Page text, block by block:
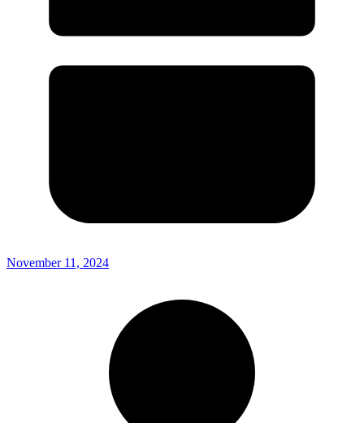
November 11, 2024